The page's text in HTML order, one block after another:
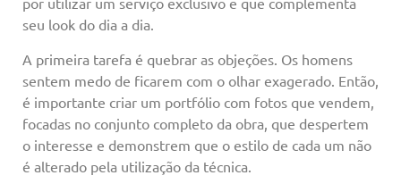
seu look do dia a dia.
A primeira tarefa é quebrar as objeções. Os homens
sentem medo de ficarem com o olhar exagerado. Então,
é importante criar um portfólio com fotos que vendem,
focadas no conjunto completo da obra, que despertem
o interesse e demonstrem que o estilo de cada um não
é alterado pela utilização da técnica.